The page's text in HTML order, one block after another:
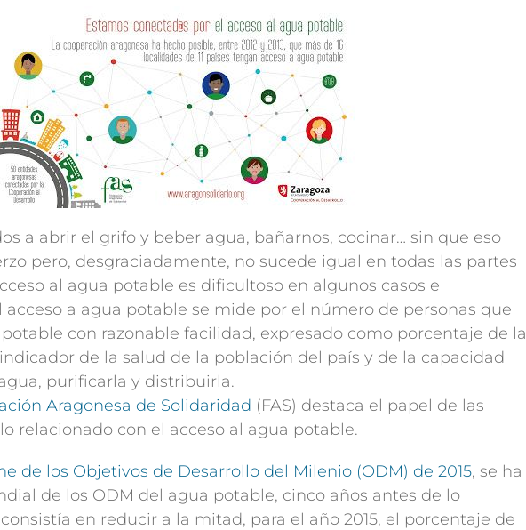
a abrir el grifo y beber agua, bañarnos, cocinar… sin que eso
pero, desgraciadamente, no sucede igual en todas las partes
al agua potable es dificultoso en algunos casos e
acceso a agua potable se mide por el número de personas que
con razonable facilidad, expresado como porcentaje de la
de la salud de la población del país y de la capacidad
purificarla y distribuirla.
Aragonesa de Solidaridad (FAS) destaca el papel de las
relacionado con el acceso al agua potable.
de los Objetivos de Desarrollo del Milenio (ODM) de 2015, se ha
de los ODM del agua potable, cinco años antes de lo
en reducir a la mitad, para el año 2015, el porcentaje de